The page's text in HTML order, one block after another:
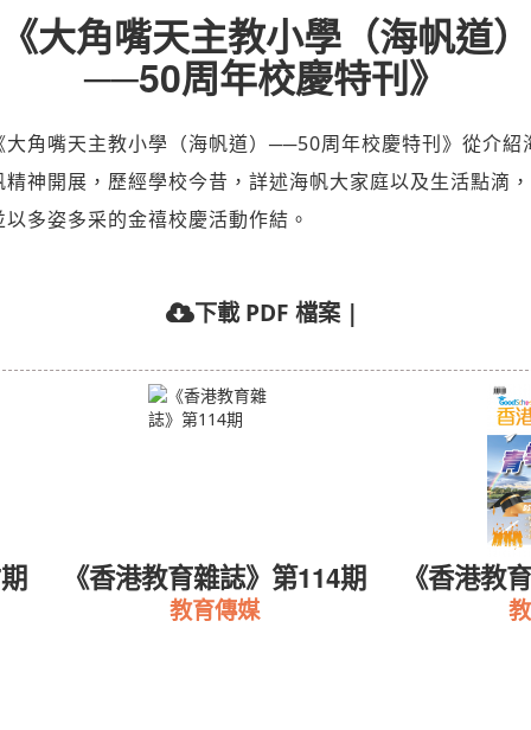
《大角嘴天主教小學（海帆道）
──50周年校慶特刊》
大角嘴天主教小學（海帆道）──50周年校慶特刊》從介紹
精神開展，歷經學校今昔，詳述海帆大家庭以及生活點滴，
以多姿多采的金禧校慶活動作結。
下載 PDF 檔案 |
《香港教育雜誌》第114期
教育傳媒
《香港教